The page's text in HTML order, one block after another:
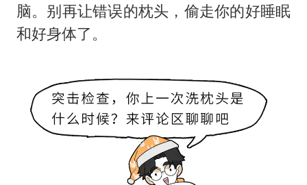
脑。别再让错误的枕头，偷走你的好睡眠
和好身体了。